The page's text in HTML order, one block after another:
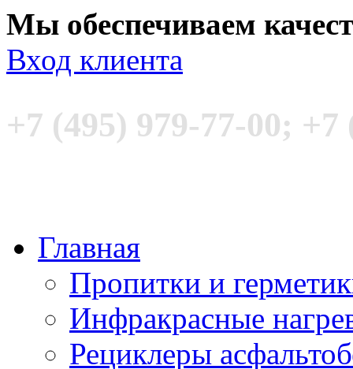
Мы обеспечиваем
Вход клиента
+7 (495) 979-77-00; +7
Главная
Пропитки и
Инфракрасные
Рециклеры